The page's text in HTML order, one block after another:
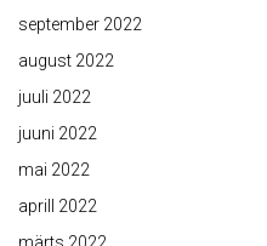
september 2022
august 2022
juuli 2022
juuni 2022
mai 2022
aprill 2022